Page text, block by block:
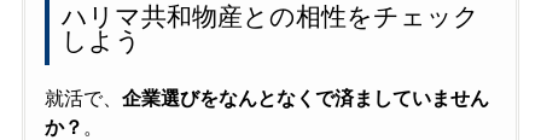
ハリマ共和物産との相性をチェック
しよう
就活で、 企業選びをなんとなくで済ましていません
か？ 。